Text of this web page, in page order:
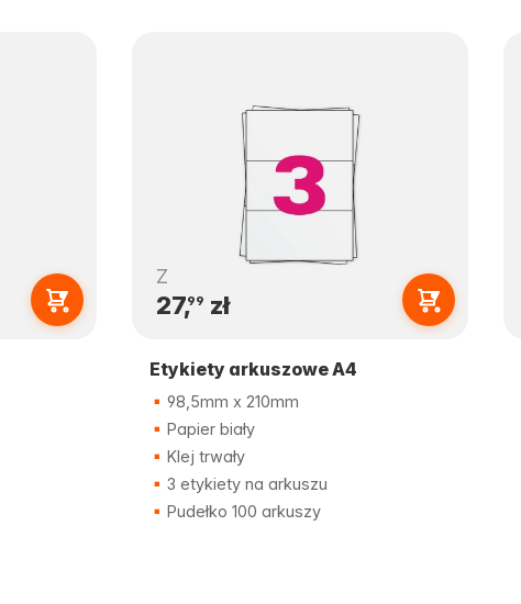
Z
27,99 zł
Etykiety arkuszowe A4
98,5mm x 210mm
Papier biały
Klej trwały
3 etykiety na arkuszu
Pudełko 100 arkuszy